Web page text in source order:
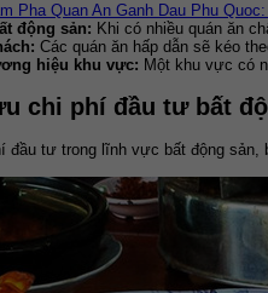
Pha Quan An Ganh Dau Phu
động sản: Khi có nhiều quán ăn
Các quán ăn hấp dẫn sẽ kéo
hiệu khu vực: Một khu vực có
chi phí đầu tư bất
đầu tư trong lĩnh vực bất động sản,